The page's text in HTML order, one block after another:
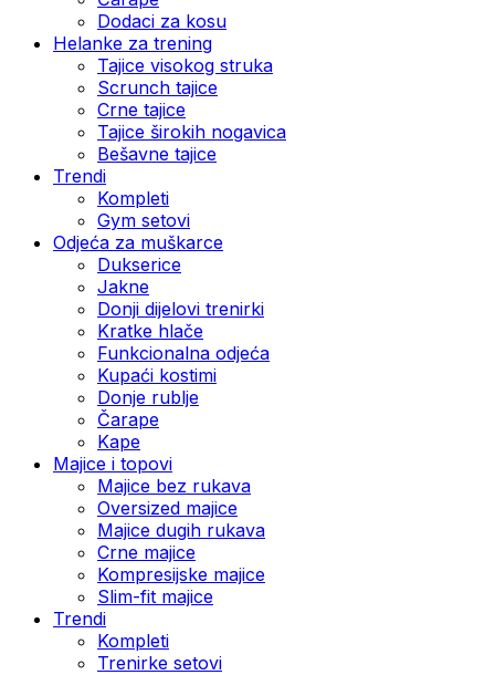
Dodaci za kosu
Helanke za trening
Tajice visokog struka
Scrunch tajice
Crne tajice
Tajice širokih nogavica
Bešavne tajice
Trendi
Kompleti
Gym setovi
Odjeća za muškarce
Dukserice
Jakne
Donji dijelovi trenirki
Kratke hlače
Funkcionalna odjeća
Kupaći kostimi
Donje rublje
Čarape
Kape
Majice i topovi
Majice bez rukava
Oversized majice
Majice dugih rukava
Crne majice
Kompresijske majice
Slim-fit majice
Trendi
Kompleti
Trenirke setovi